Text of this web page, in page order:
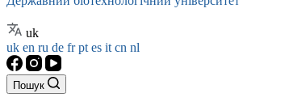
uk
uk en ru de frpt es it cn nl
Пошук